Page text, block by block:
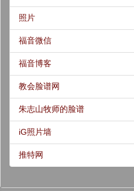
照片
福音微信
福音博客
教会脸谱网
朱志山牧师的脸谱
iG照片墙
推特网